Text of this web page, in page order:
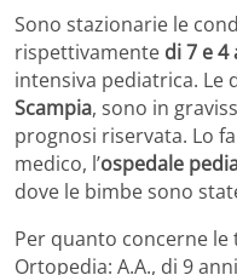
Sono stazionarie le
rispettivamente di 7 e 4
intensiva pediatrica. Le
Scampia, sono in
prognosi riservata. Lo
medico, l’ospedale
dove le bimbe sono
Per quanto concerne
Ortopedia: A.A., di 9